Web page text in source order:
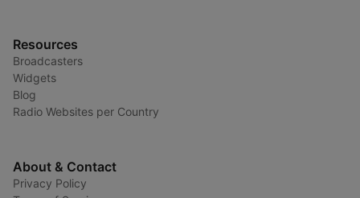
Resources
Broadcasters
Widgets
Blog
Radio Websites per Country
About & Contact
Privacy Policy